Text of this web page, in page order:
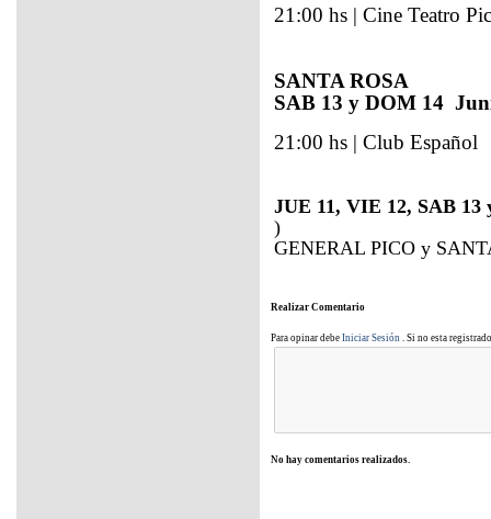
21:00 hs | Cine Teatro
SANTA ROSA
SAB 13 y DOM 14
21:00 hs | Club Español
JUE 11, VIE 12, SAB 13
)
GENERAL PICO y
Realizar Comentario
Para opinar debe Iniciar Sesión . Si no esta
No hay comentarios realizados.